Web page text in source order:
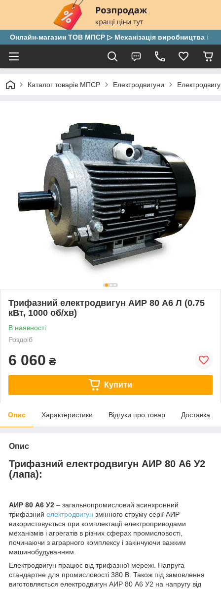
Онлайн-магазин ТОВ МПСР ▷ Механізація виробництва і
Каталог товарів МПСР Електродвигуни
Трифазний електродвигун АИР 80 А6 Л (0.75
кВт, 1000 об/хв)
В наявності
Роздріб
6 060 ₴
Купити
Опис Характеристики Відгуки про товар Доставка
Опис
Трифазний електродвигун АИР 80 А6 У2
(лапа):
АИР 80 А6 У2 – загальнопромисловий асинхронний
трифазний електродвигун змінного струму серії АИР
використовується при комплектації електроприводами
механізмів і агрегатів в різних сферах промисловості,
починаючи з аграрного комплексу і закінчуючи важким
машинобудуванням.
Електродвигун працює від трифазної мережі. Напруга
стандартне для промисловості 380 В. Також під замовлення
виготовляється електродвигун АИР 80 А6 У2 на напругу від